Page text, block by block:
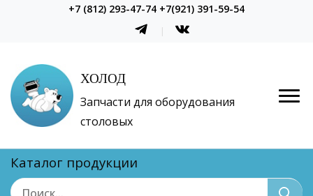
+7 (812) 293-47-74 +7(921) 391-59-54
ХОЛОД
Запчасти для оборудования
столовых
Каталог продукции